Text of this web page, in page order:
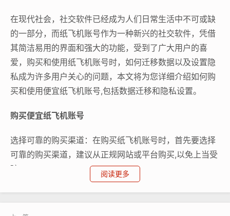
在现代社会，社交软件已经成为人们日常生活中不可或缺
的一部分，而纸飞机账号作为一种新兴的社交软件，凭借
其简洁易用的界面和强大的功能，受到了广大用户的喜
爱，购买和使用纸飞机账号时，如何迁移数据以及设置隐
私成为许多用户关心的问题，本文将为您详细介绍如何购
买和使用便宜纸飞机账号,包括数据迁移和隐私设置。
购买便宜纸飞机账号
选择可靠的购买渠道：在购买纸飞机账号时，首先要选择
可靠的购买渠道，建议从正规网站或平台购买,以免上当受
骗。
了解账号类型：纸飞机账号分为个人账号和企业账号，个
阅读更多